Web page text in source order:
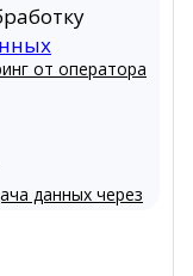
от оператора
данных через